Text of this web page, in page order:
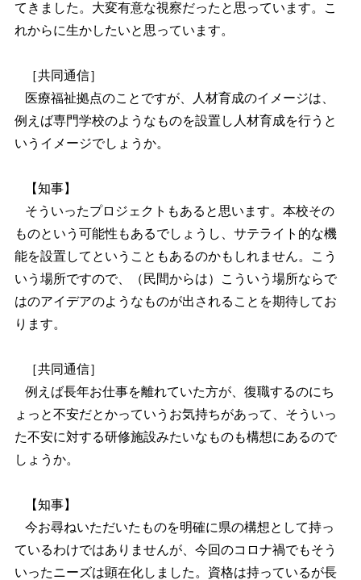
てきました。大変有意な視察だったと思っています。こ
れからに生かしたいと思っています。
［共同通信］
医療福祉拠点のことですが、人材育成のイメージは、
例えば専門学校のようなものを設置し人材育成を行うと
いうイメージでしょうか。
【知事】
そういったプロジェクトもあると思います。本校その
ものという可能性もあるでしょうし、サテライト的な機
能を設置してということもあるのかもしれません。こう
いう場所ですので、（民間からは）こういう場所ならで
はのアイデアのようなものが出されることを期待してお
ります。
［共同通信］
例えば長年お仕事を離れていた方が、復職するのにち
ょっと不安だとかっていうお気持ちがあって、そういっ
た不安に対する研修施設みたいなものも構想にあるので
しょうか。
【知事】
今お尋ねいただいたものを明確に県の構想として持っ
ているわけではありませんが、今回のコロナ禍でもそう
いったニーズは顕在化しました。資格は持っているが長